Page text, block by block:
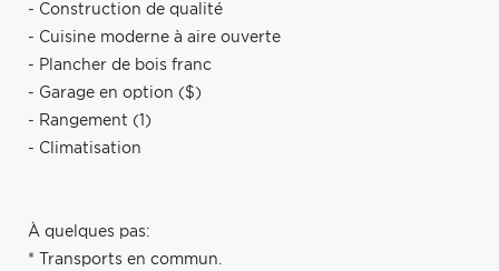
- Construction de qualité
- Cuisine moderne à aire ouverte
- Plancher de bois franc
- Garage en option ($)
- Rangement (1)
- Climatisation
À quelques pas:
* Transports en commun.